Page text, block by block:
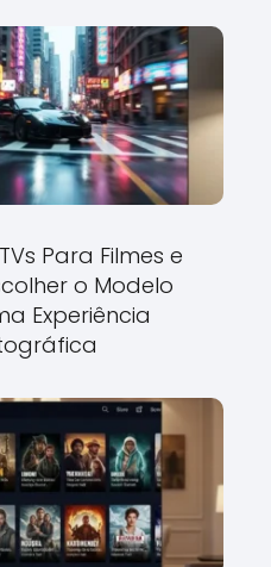
Para Filmes e
o Modelo
Experiência